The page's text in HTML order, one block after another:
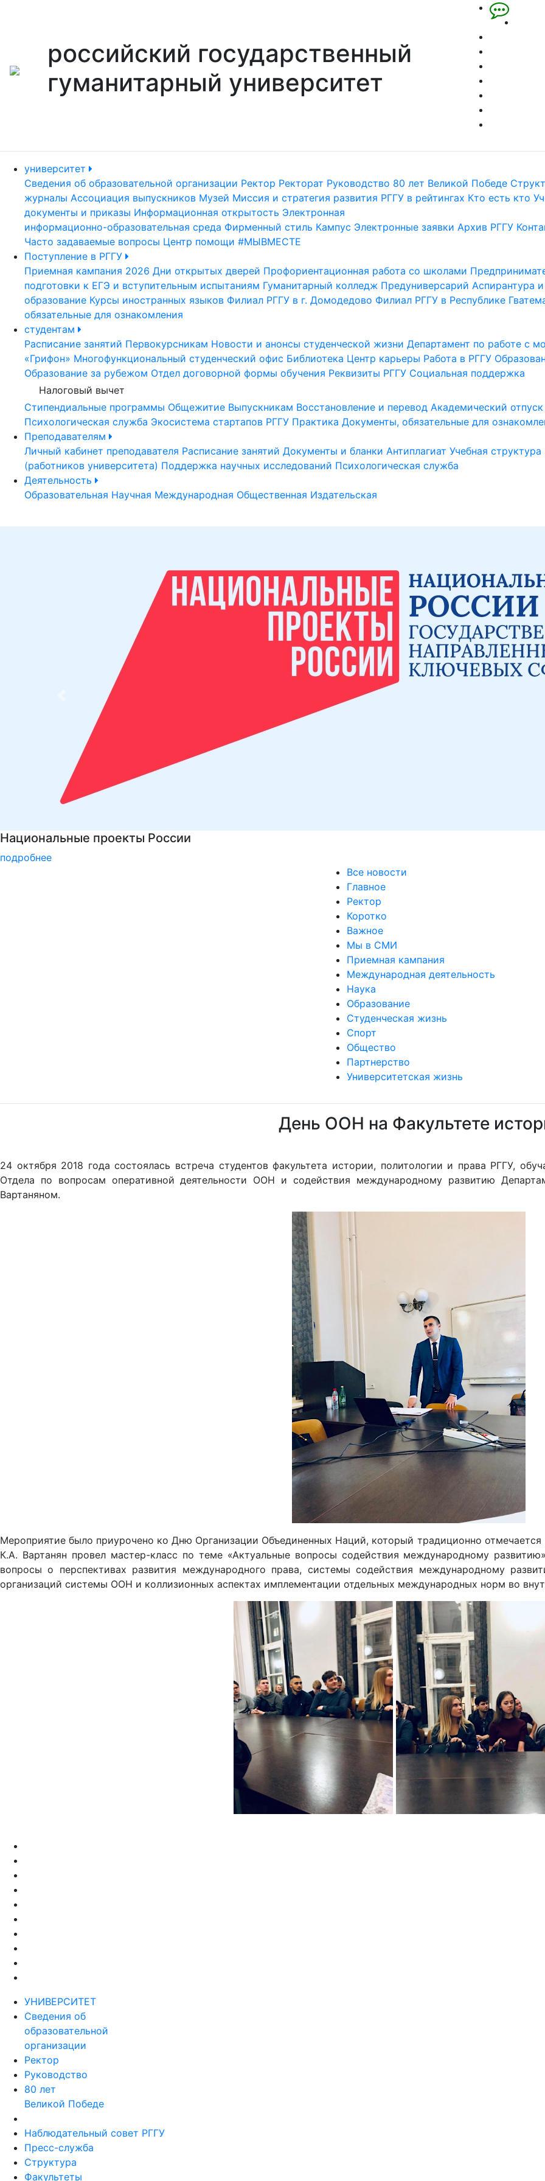
российский государственный
гуманитарный университет
университет
Сведения об образовательной организации Ректор Ректорат Руководство 80 лет Великой Победе
журналы Ассоциация выпускников Музей Миссия и стратегия развития РГГУ в рейтингах Кто есть кто
документы и приказы Информационная открытость Электронная
информационно-образовательная среда Фирменный стиль Кампус Электронные заявки Архив РГГУ
Часто задаваемые вопросы Центр помощи #МЫВМЕСТЕ
Поступление в РГГУ
Приемная кампания 2026 Дни открытых дверей Профориентационная работа со школами
подготовки к ЕГЭ и вступительным испытаниям Гуманитарный колледж Предуниверсарий Аспирантура
образование Курсы иностранных языков Филиал РГГУ в г. Домодедово Филиал РГГУ в Республике
обязательные для ознакомления
студентам
Расписание занятий Первокурсникам Новости и анонсы студенческой жизни Департамент по работе с
«Грифон» Многофункциональный студенческий офис Библиотека Центр карьеры Работа в РГГУ
Образование за рубежом Отдел договорной формы обучения Реквизиты РГГУ Социальная поддержка
Налоговый вычет
Стипендиальные программы Общежитие Выпускникам Восстановление и перевод Академический отпуск
Психологическая служба Экосистема стартапов РГГУ Практика Документы, обязательные для
Преподавателям
Личный кабинет преподавателя Расписание занятий Документы и бланки Антиплагиат Учебная структура
(работников университета) Поддержка научных исследований Психологическая служба
Деятельность
Образовательная Научная Международная Общественная Издательская
Центр карьеры
подробнее
Все новости
Главное
Ректор
Коротко
Важное
Мы в СМИ
Приемная кампания
Международная деятельность
Наука
Образование
Студенческая жизнь
Спорт
Общество
Партнерство
Университетская жизнь
День ООН на Факультете
24 октября 2018 года состоялась встреча студентов факультета истории, политологии и права РГГУ,
Отдела по вопросам оперативной деятельности ООН и содействия международному развитию
Вартаняном.
Мероприятие было приурочено ко Дню Организации Объединенных Наций, который традиционно
К.А. Вартанян провел мастер-класс по теме «Актуальные вопросы содействия международному
вопросы о перспективах развития международного права, системы содействия международному
организаций системы ООН и коллизионных аспектах имплементации отдельных международных норм во
УНИВЕРСИТЕТ
Сведения об
образовательной
организации
Ректор
Руководство
80 лет
Великой Победе
Наблюдательный совет РГГУ
Пресс-служба
Структура
Факультеты